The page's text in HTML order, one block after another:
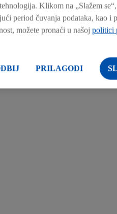
sa željom da
Klikom na „Slažem
period čuvanja podataka, kao i
možete pronaći u našoj politici
PRILAGODI